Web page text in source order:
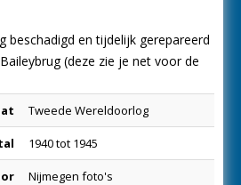
beschadigd en tijdelijk gerepareerd
(deze zie je net voor de
Tweede Wereldoorlog
1940 tot 1945
Nijmegen foto's